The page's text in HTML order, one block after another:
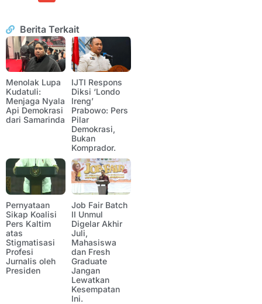
Berita Terkait
Menolak Lupa
Kudatuli:
Menjaga Nyala
Api Demokrasi
dari Samarinda
IJTI Respons
Diksi ‘Londo
Ireng’
Prabowo: Pers
Pilar
Demokrasi,
Bukan
Komprador.
Pernyataan
Sikap Koalisi
Pers Kaltim
atas
Stigmatisasi
Profesi
Jurnalis oleh
Presiden
Job Fair Batch
II Unmul
Digelar Akhir
Juli,
Mahasiswa
dan Fresh
Graduate
Jangan
Lewatkan
Kesempatan
Ini.